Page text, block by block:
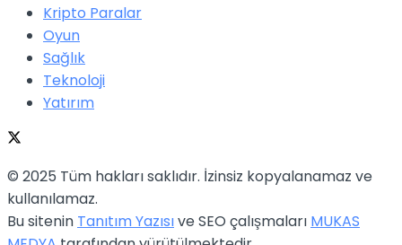
Kripto Paralar
Oyun
Sağlık
Teknoloji
Yatırım
© 2025 Tüm hakları saklıdır. İzinsiz kopyalanamaz ve
kullanılamaz.
Bu sitenin Tanıtım Yazısıve SEO çalışmaları MUKAS